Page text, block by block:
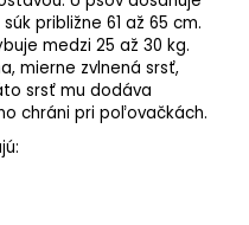
približne 61 až 65 cm.
medzi 25 až 30 kg.
mierne zvlnená srsť,
srsť mu dodáva
chráni pri poľovačkách.